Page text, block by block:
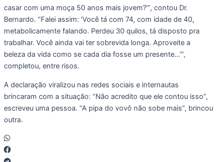
casar com uma moça 50 anos mais jovem?’”, contou Dr.
Bernardo. “Falei assim: ‘Você tá com 74, com idade de 40,
metabolicamente falando. Perdeu 30 quilos, tá disposto pra
trabalhar. Você ainda vai ter sobrevida longa. Aproveite a
beleza da vida como se cada dia fosse um presente…’”,
completou, entre risos.
A declaração viralizou nas redes sociais e internautas
brincaram com a situação: “Não acredito que ele contou isso”,
escreveu uma pessoa. “A pipa do vovô não sobe mais”, brincou
outra.